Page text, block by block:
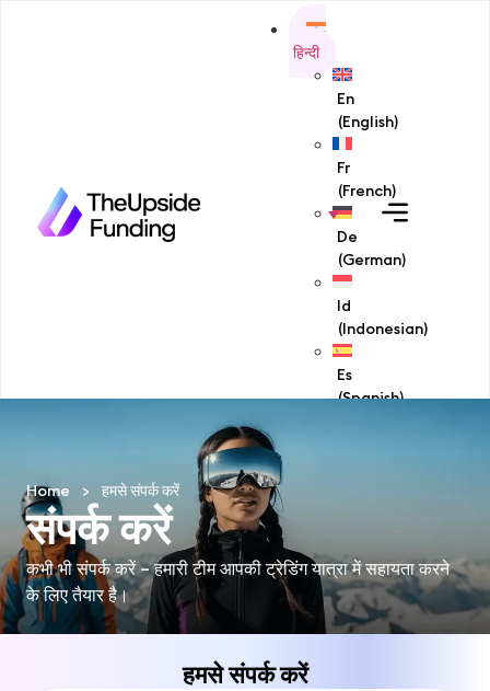
हिन्दी
En
(English)
Fr
(French)
De
(German)
Id
(Indonesian)
Es
(Spanish)
Home > हमसे संपर्क करें
संपर्क करें
कभी भी संपर्क करें – हमारी टीम आपकी ट्रेडिंग यात्रा में सहायता करने
के लिए तैयार है।
हमसे संपर्क करें